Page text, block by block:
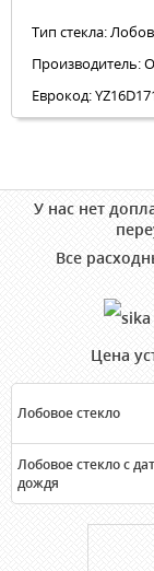
Тип стекла:
Производитель:
Еврокод:
У нас нет
Все
Цена
Лобовое стекло
Лобовое стекло с
дождя